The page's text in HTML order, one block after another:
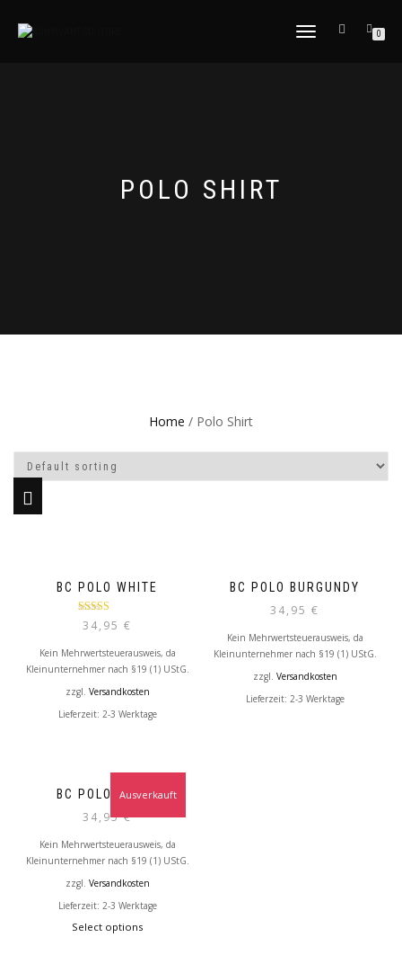
NAVIGATION
0
POLO SHIRT
Home / Polo Shirt
BC POLO WHITE
Rated5.00
out of 5
34,95 €
Kein Mehrwertsteuerausweis, da
Kleinunternehmer nach §19 (1) UStG.
zzgl. Versandkosten
Lieferzeit: 2-3 Werktage
BC POLO BURGUNDY
34,95 €
Kein Mehrwertsteuerausweis, da
Kleinunternehmer nach §19 (1) UStG.
zzgl. Versandkosten
Lieferzeit: 2-3 Werktage
BC POLO BLACK
34,95€
Ausverkauft
Kein Mehrwertsteuerausweis, da
Kleinunternehmer nach §19 (1) UStG.
zzgl. Versandkosten
Lieferzeit: 2-3 Werktage
Select options